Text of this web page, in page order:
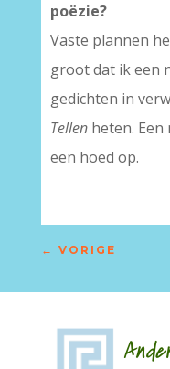
poëzie?
Vaste plannen
groot dat ik een
gedichten in
Tellenheten. Een
een hoed op.
← VORIGE
Andere